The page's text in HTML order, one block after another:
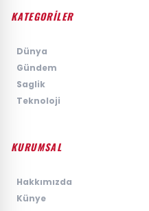
KATEGORİLER
Dünya
Gündem
Saglik
Teknoloji
KURUMSAL
Hakkımızda
Künye